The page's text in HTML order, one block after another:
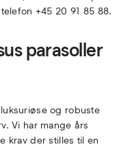
+45 20 91 85 88.
parasoller
og robuste
Vi har mange års
krav der stilles til en